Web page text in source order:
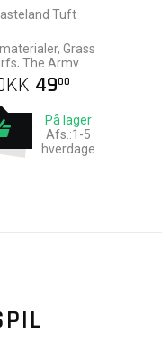
Tuft
Grass
The Army
Painter
4900
På lager
Afs.:1-5
hverdage